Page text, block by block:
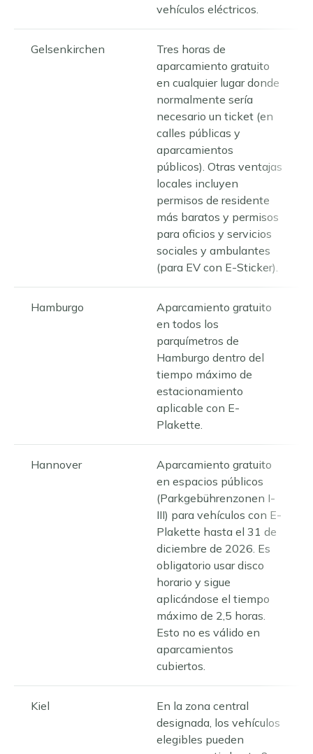
vehículos eléctricos.
Gelsenkirchen
Tres horas de
aparcamiento gratuito
en cualquier lugar donde
normalmente sería
necesario un ticket (en
calles públicas y
aparcamientos
públicos). Otras ventajas
locales incluyen
permisos de residente
más baratos y permisos
para oficios y servicios
sociales y ambulantes
(para EV con E-Sticker).
Hamburgo
Aparcamiento gratuito
en todos los
parquímetros de
Hamburgo dentro del
tiempo máximo de
estacionamiento
aplicable con E-
Plakette.
Hannover
Aparcamiento gratuito
en espacios públicos
(Parkgebührenzonen I-
III) para vehículos con E-
Plakette hasta el 31 de
diciembre de 2026. Es
obligatorio usar disco
horario y sigue
aplicándose el tiempo
máximo de 2,5 horas.
Esto no es válido en
aparcamientos
cubiertos.
Kiel
En la zona central
designada, los vehículos
elegibles pueden